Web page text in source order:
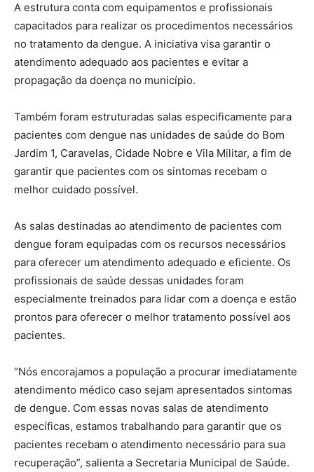
A estrutura conta com equipamentos e profissionais
capacitados para realizar os procedimentos necessários
no tratamento da dengue. A iniciativa visa garantir o
atendimento adequado aos pacientes e evitar a
propagação da doença no município.
Também foram estruturadas salas especificamente para
pacientes com dengue nas unidades de saúde do Bom
Jardim 1, Caravelas, Cidade Nobre e Vila Militar, a fim de
garantir que pacientes com os sintomas recebam o
melhor cuidado possível.
As salas destinadas ao atendimento de pacientes com
dengue foram equipadas com os recursos necessários
para oferecer um atendimento adequado e eficiente. Os
profissionais de saúde dessas unidades foram
especialmente treinados para lidar com a doença e estão
prontos para oferecer o melhor tratamento possível aos
pacientes.
“Nós encorajamos a população a procurar imediatamente
atendimento médico caso sejam apresentados sintomas
de dengue. Com essas novas salas de atendimento
específicas, estamos trabalhando para garantir que os
pacientes recebam o atendimento necessário para sua
recuperação”, salienta a Secretaria Municipal de Saúde.